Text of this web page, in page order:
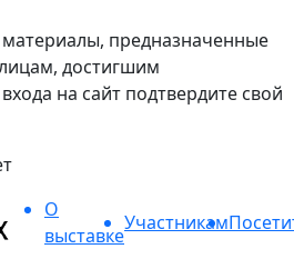
предназначенные
достигшим
на сайт подтвердите свой
О
выставке
Участникам